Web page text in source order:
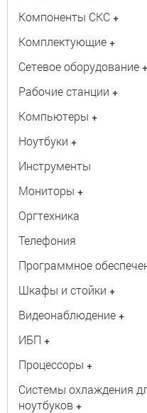
Компоненты СКС +
Комплектующие +
Сетевое оборудование +
Рабочие станции +
Компьютеры +
Ноутбуки +
Инструменты
Мониторы +
Оргтехника
Телефония
Программное
Шкафы и стойки +
Видеонаблюдение +
ИБП +
Процессоры +
Системы охлаждения
ноутбуков +